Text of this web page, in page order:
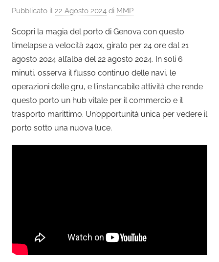
Pubblicato il 22 Agosto 2024 di MMP
Scopri la magia del porto di Genova con questo
timelapse a velocità 240x, girato per 24 ore dal 21
agosto 2024 all’alba del 22 agosto 2024. In soli 6
minuti, osserva il flusso continuo delle navi, le
operazioni delle gru, e l’instancabile attività che rende
questo porto un hub vitale per il commercio e il
trasporto marittimo. Un’opportunità unica per vedere il
porto sotto una nuova luce.